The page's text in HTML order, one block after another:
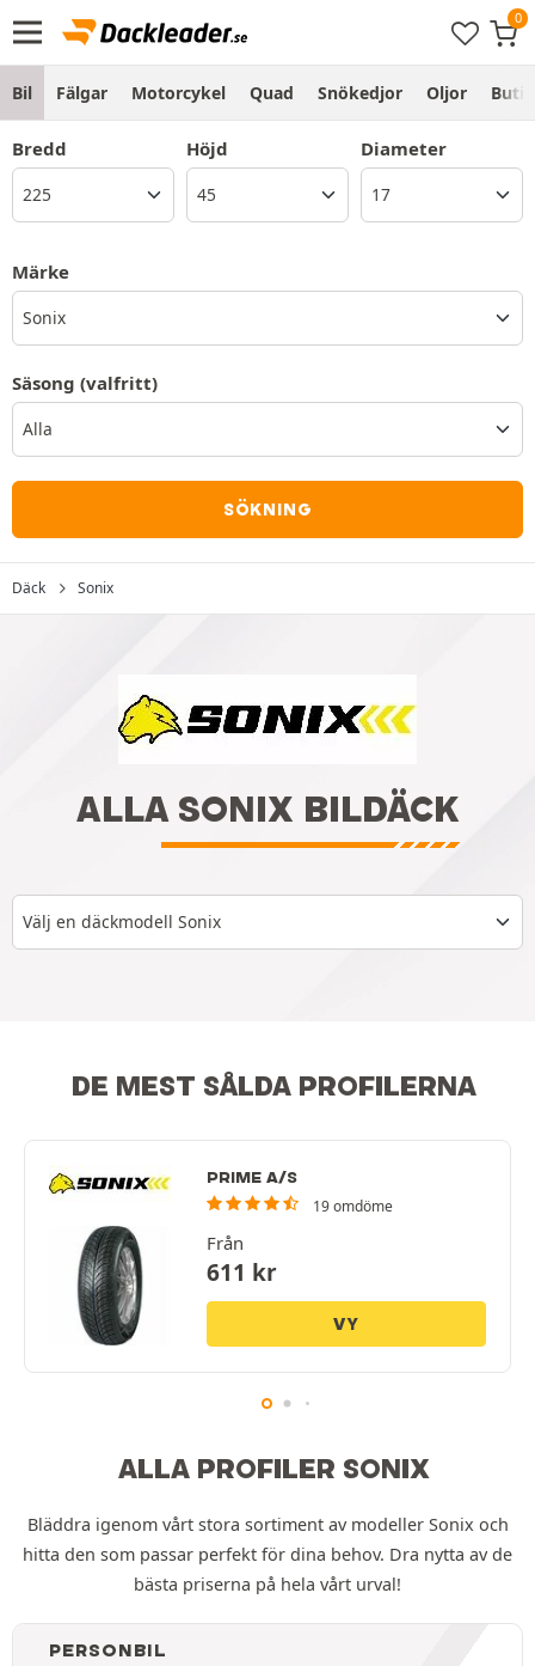
Bil Fälgar Motorcykel Quad Snökedjor Oljor Butik
Bredd Höjd Diameter
Märke
Sonix
Säsong (valfritt)
SÖKNING
Däck Sonix
ALLA SONIX BILDÄCK
Välj en däckmodell Sonix
DE MEST SÅLDA PROFILERNA
PRIME A/S
19 omdöme
Från
611 kr
VY
ALLA PROFILER SONIX
Bläddra igenom vårt stora sortiment av modeller Sonix och
hitta den som passar perfekt för dina behov. Dra nytta av de
bästa priserna på hela vårt urval!
PERSONBIL